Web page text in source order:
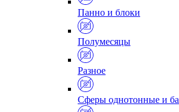
Панно и блоки
Полумесяцы
Разное
Сферы однотонные и